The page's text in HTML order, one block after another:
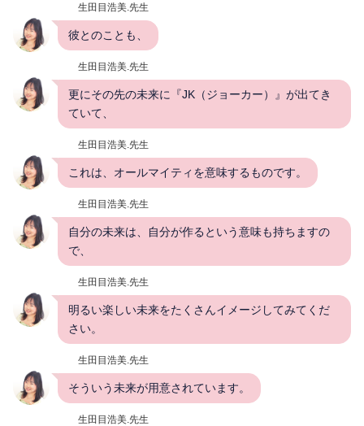
生田目浩美.先生
彼とのことも、
生田目浩美.先生
更にその先の未来に『JK（ジョーカー）』が出てき
ていて、
生田目浩美.先生
これは、オールマイティを意味するものです。
生田目浩美.先生
自分の未来は、自分が作るという意味も持ちますの
で、
生田目浩美.先生
明るい楽しい未来をたくさんイメージしてみてくだ
さい。
生田目浩美.先生
そういう未来が用意されています。
生田目浩美.先生